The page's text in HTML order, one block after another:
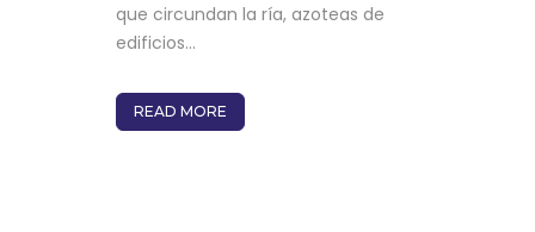
que circundan la ría, azoteas de
edificios...
READ MORE